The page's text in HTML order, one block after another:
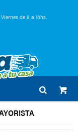
de 8 a 16hs.